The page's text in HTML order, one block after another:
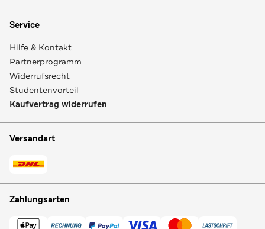
Service
Hilfe & Kontakt
Partnerprogramm
Widerrufsrecht
Studentenvorteil
Kaufvertrag widerrufen
Versandart
Zahlungsarten